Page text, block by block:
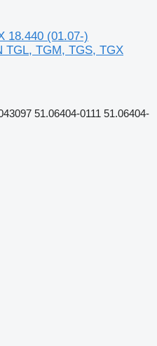
18.440 (01.07-)
TGL, TGM, TGS, TGX
51.06404-0111 51.06404-